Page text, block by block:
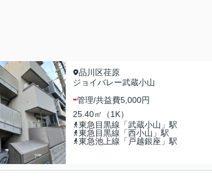
品川区荏原
ジョイバレー武蔵小山
-管理/共益費5,000円
25.40㎡（1K）
東急目黒線「武蔵小山」駅
東急目黒線「西小山」駅
東急池上線「戸越銀座」駅